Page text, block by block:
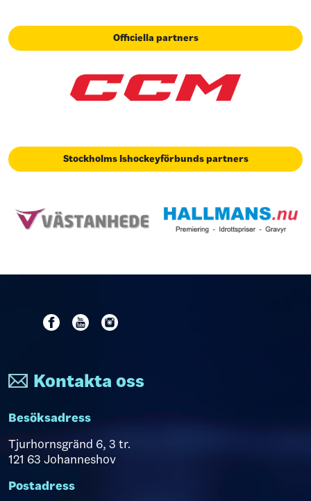
Officiella partners
Stockholms Ishockeyförbunds partners
Kontakta oss
Besöksadress
Tjurhornsgränd 6, 3 tr.
121 63 Johanneshov
Postadress